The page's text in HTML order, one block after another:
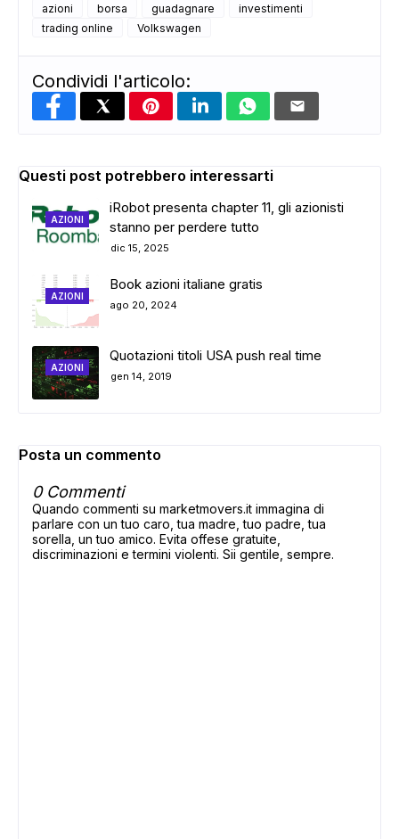
azioni borsa guadagnare
investimenti
trading online
Volkswagen
Condividi l'articolo:
Questi post potrebbero interessarti
AZIONI
iRobot presenta chapter 11, gli azionisti
stanno per perdere tutto
dic 15, 2025
AZIONI
Book azioni italiane gratis
ago 20, 2024
AZIONI
Quotazioni titoli USA push real time
gen 14, 2019
Posta un commento
0 Commenti
Quando commenti su marketmovers.it immagina di
parlare con un tuo caro, tua madre, tuo padre, tua
sorella, un tuo amico. Evita offese gratuite,
discriminazioni e termini violenti. Sii gentile, sempre.